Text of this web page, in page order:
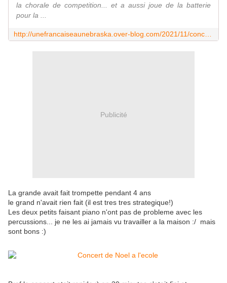
la chorale de competition... et a aussi joue de la batterie
pour la ...
Publicité
La grande avait fait trompette pendant 4 ans
le grand n'avait rien fait (il est tres tres strategique!)
Les deux petits faisant piano n'ont pas de probleme avec les
percussions... je ne les ai jamais vu travailler a la maison :/ mais
sont bons :)